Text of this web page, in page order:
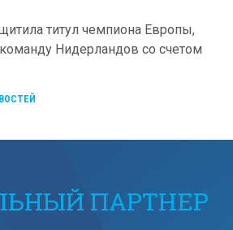
титул чемпиона Европы,
Нидерландов со счетом
ПАРТНЕР